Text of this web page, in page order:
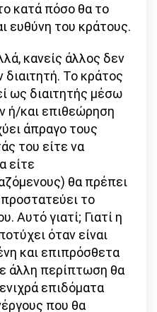
κατά πόσο θα το
ευθύνη του κράτους.
κανείς άλλος δεν
διαιτητή. Το κράτος
ως διαιτητής μέσω
ή/και επιθεώρηση
άπραγο τους
του είτε να
είτε
θα πρέπει
το
Αυτό γιατί; Γιατί η
όταν είναι
και επιπρόσθετα
άλλη περίπτωση θα
επιδόματα
που θα